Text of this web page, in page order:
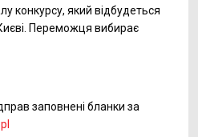
конкурсу, який відбудеться
Переможця вибирає
заповнені бланки за